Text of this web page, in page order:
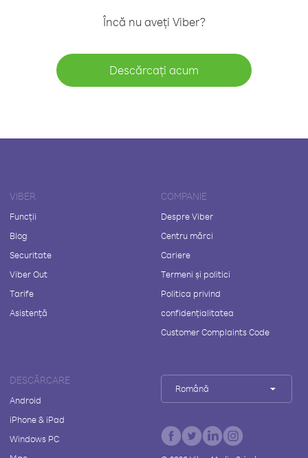
Încă nu aveți Viber?
Descărcați acum
VIBER
Funcții
Blog
Securitate
Viber Out
Tarife
Asistență
COMPANIE
Despre Viber
Centru mărci
Cariere
Termeni și politici
Politica privind
confidențialitatea
Customer Complaints Code
DESCĂRCARE
Android
iPhone & iPad
Windows PC
Română